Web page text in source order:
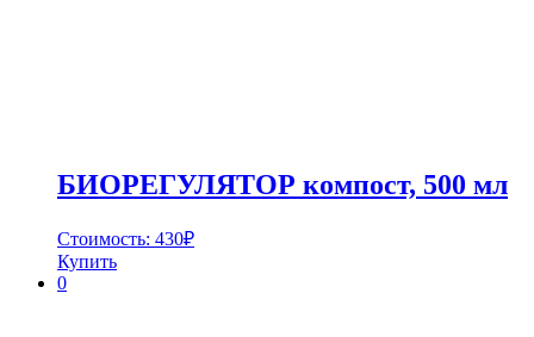
БИОРЕГУЛЯТОР компост, 500 мл
Стоимость: 430₽
Купить
0